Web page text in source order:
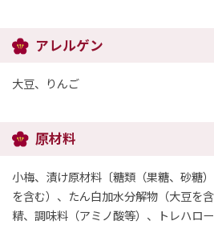
アレルゲン
大豆、りんご
原材料
小梅、漬け原材料〔糖類（果糖、砂糖
を含む）、たん白加水分解物（大豆を
精、調味料（アミノ酸等）、トレハロ